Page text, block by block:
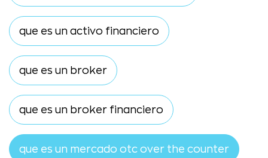
que es un activo financiero
que es un broker
que es un broker financiero
que es un mercado otc over the counter